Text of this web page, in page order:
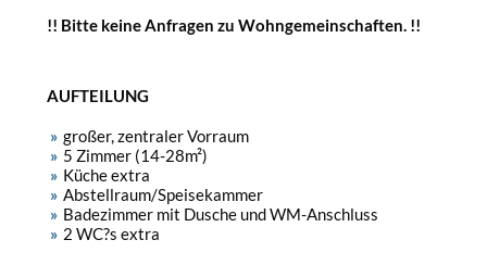
!! Bitte keine Anfragen zu Wohngemeinschaften. !!
AUFTEILUNG
großer, zentraler Vorraum
5 Zimmer (14-28m²)
Küche extra
Abstellraum/Speisekammer
Badezimmer mit Dusche und WM-Anschluss
2 WC?s extra